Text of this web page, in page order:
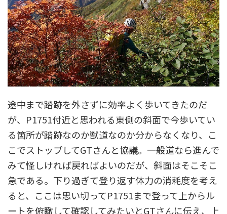
途中まで踏跡を外さずに効率よく歩いてきたのだ
が、P1751付近と思われる東側の斜面で今歩いてい
る箇所が踏跡なのか獣道なのか分からなくなり、こ
こでストップしてGTさんと協議。一般道なら進んで
みて怪しければ戻ればよいのだが、斜面はそこそこ
急である。下り過ぎて登り返す体力の消耗度を考え
ると、ここは思い切ってP1751まで登って上からル
ートを俯瞰して確認してみたいとGTさんに伝え、上